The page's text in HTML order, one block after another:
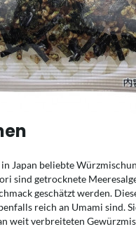
Japan beliebte
sind getrocknete
geschätzt werden.
reich an Umami sind.
weit verbreiteten